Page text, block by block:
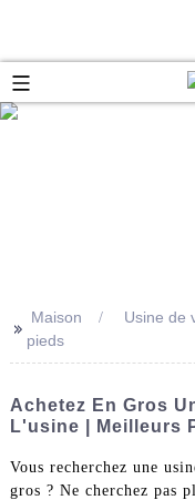
>> Maison
Usine de
pieds
Achetez En Gros
L'usine | Meilleurs
Vous recherchez une
gros ? Ne cherchez pas